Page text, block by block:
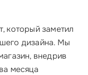
который заметил
дизайна. Мы
внедрив
месяца